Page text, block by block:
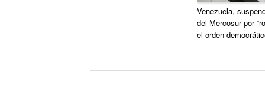
Venezuela,
del Mercosur por
el orden